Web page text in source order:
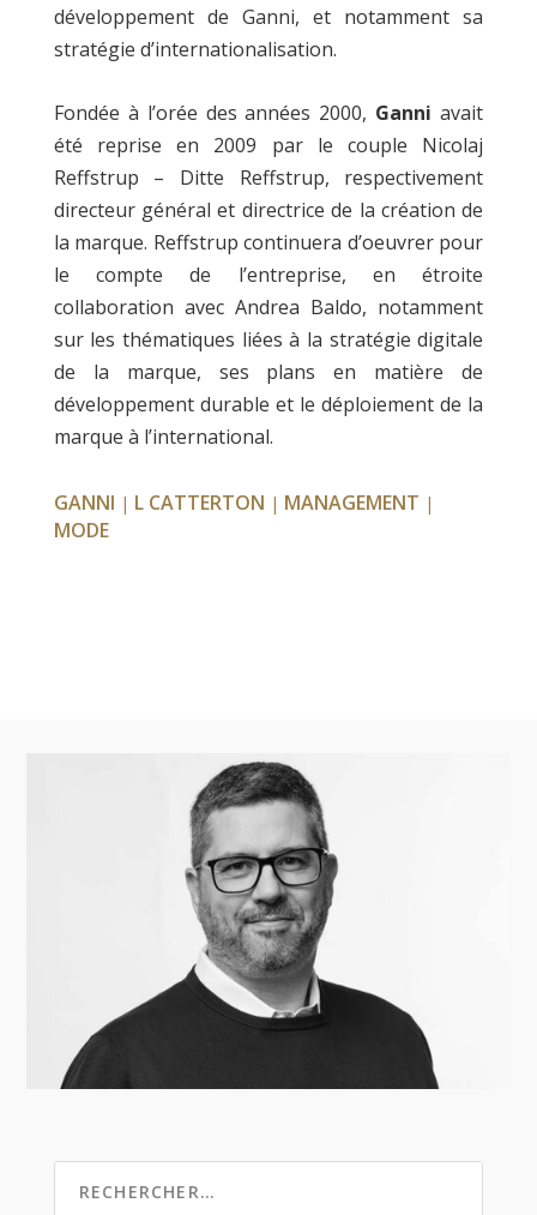
développement de Ganni, et notamment sa
stratégie d’internationalisation.
Fondée à l’orée des années 2000, Ganni avait
été reprise en 2009 par le couple Nicolaj
Reffstrup – Ditte Reffstrup, respectivement
directeur général et directrice de la création de
la marque. Reffstrup continuera d’oeuvrer pour
le compte de l’entreprise, en étroite
collaboration avec Andrea Baldo, notamment
sur les thématiques liées à la stratégie digitale
de la marque, ses plans en matière de
développement durable et le déploiement de la
marque à l’international.
GANNI | L CATTERTON | MANAGEMENT |
MODE